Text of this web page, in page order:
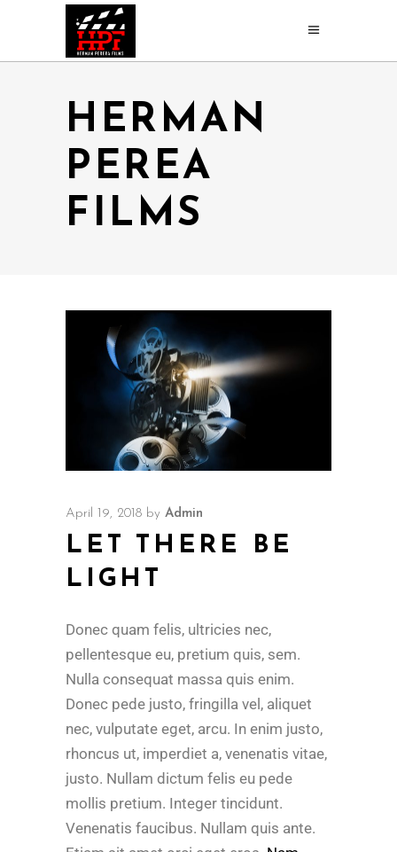
HERMAN
PEREA
FILMS
April 19, 2018 by Admin
LET THERE BE
LIGHT
Donec quam felis, ultricies nec,
pellentesque eu, pretium quis, sem.
Nulla consequat massa quis enim.
Donec pede justo, fringilla vel, aliquet
nec, vulputate eget, arcu. In enim justo,
rhoncus ut, imperdiet a, venenatis vitae,
justo. Nullam dictum felis eu pede
mollis pretium. Integer tincidunt.
Venenatis faucibus. Nullam quis ante.